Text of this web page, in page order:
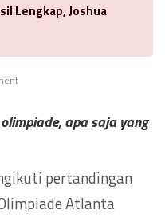
Lengkap, Joshua
apa saja yang
pertandingan
Atlanta